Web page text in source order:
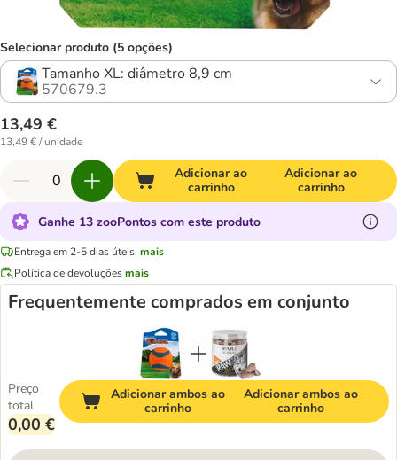
Selecionar produto (5 opções)
Tamanho XL: diâmetro 8,9 cm
570679.3
13,49 €
13,49 € / unidade
Adicionar ao
carrinho
Adicionar ao
carrinho
Ganhe 13 zooPontos com este produto
Entrega em 2-5 dias úteis. mais
Política de devoluçõesmais
Frequentemente comprados em conjunto
Preço
total
0,00 €
Adicionar ambos ao
carrinho
Adicionar ambos ao
carrinho